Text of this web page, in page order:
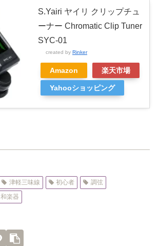
S.Yairi ヤイリ クリップチュ
ーナー Chromatic Clip Tuner
SYC-01
created by Rinker
Amazon 楽天市場
Yahooショッピング
津軽三味線 初心者
調弦
和楽器